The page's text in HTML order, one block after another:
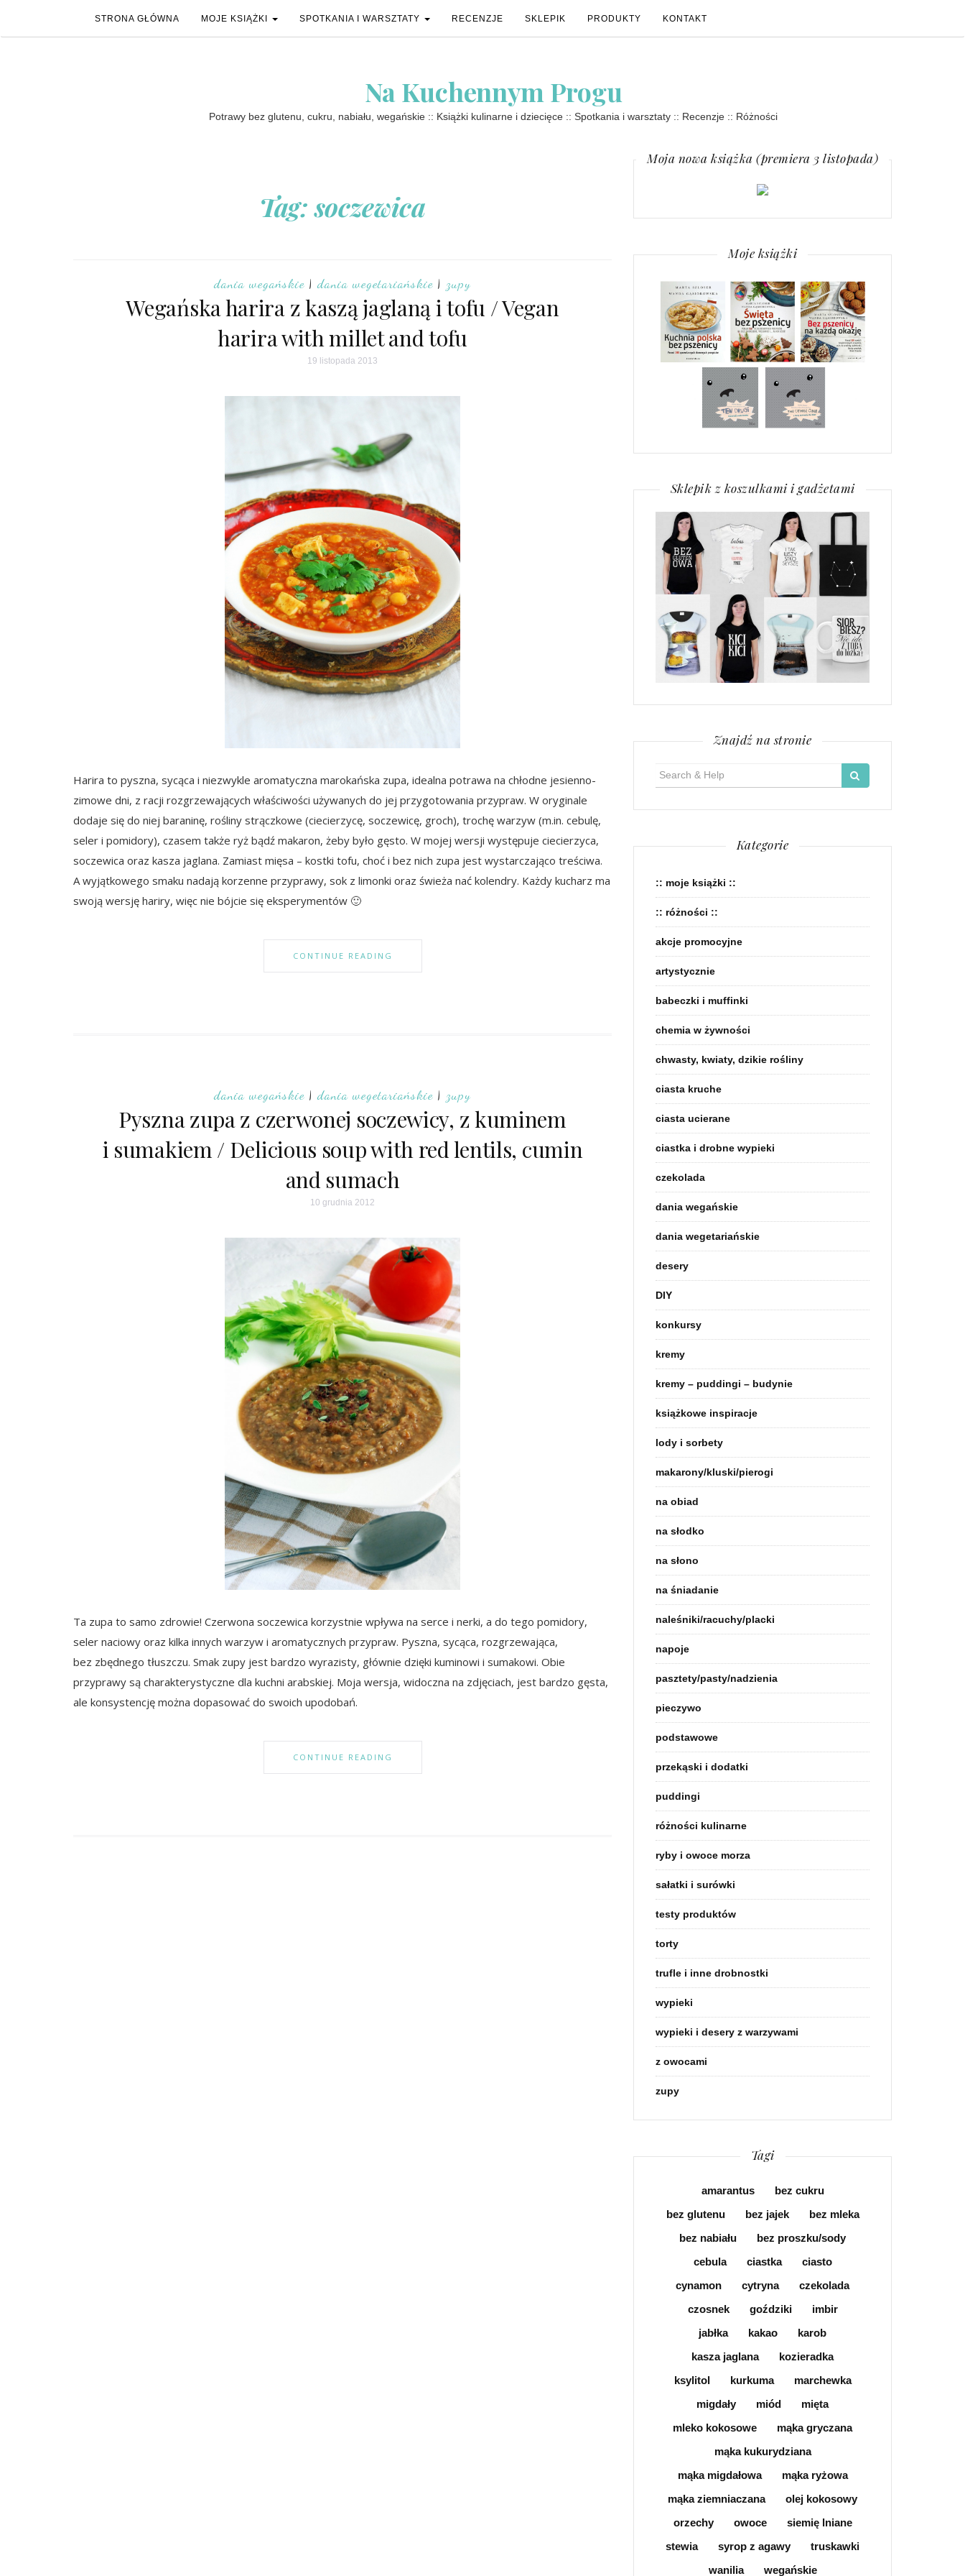
STRONA GŁÓWNA MOJE KSIĄŻKI SPOTKANIA I WARSZTATY RECENZJE SKLEPIK PRODUKTY KONTAKT
Na Kuchennym Progu
Potrawy bez glutenu, cukru, nabiału, wegańskie :: Książki kulinarne i dziecięce :: Spotkania i warsztaty :: Recenzje :: Różności
Tag: soczewica
dania wegańskie |dania wegetariańskie | zupy
Wegańska harira z kaszą jaglaną i tofu / Vegan
harira with millet and tofu
19 listopada 2013
Harira to pyszna, sycąca i niezwykle aromatyczna marokańska zupa, idealna potrawa na chłodne jesienno-
zimowe dni, z racji rozgrzewających właściwości używanych do jej przygotowania przypraw. W oryginale
dodaje się do niej baraninę, rośliny strączkowe (ciecierzycę, soczewicę, groch), trochę warzyw (m.in. cebulę,
seler i pomidory), czasem także ryż bądź makaron, żeby było gęsto. W mojej wersji występuje ciecierzyca,
soczewica oraz kasza jaglana. Zamiast mięsa – kostki tofu, choć i bez nich zupa jest wystarczająco treściwa.
A wyjątkowego smaku nadają korzenne przyprawy, sok z limonki oraz świeża nać kolendry. Każdy kucharz ma
swoją wersję hariry, więc nie bójcie się eksperymentów 🙂
CONTINUE READING
dania wegańskie |dania wegetariańskie | zupy
Pyszna zupa z czerwonej soczewicy, z kuminem
i sumakiem / Delicious soup with red lentils, cumin
and sumach
10 grudnia 2012
Ta zupa to samo zdrowie! Czerwona soczewica korzystnie wpływa na serce i nerki, a do tego pomidory,
seler naciowy oraz kilka innych warzyw i aromatycznych przypraw. Pyszna, sycąca, rozgrzewająca,
bez zbędnego tłuszczu. Smak zupy jest bardzo wyrazisty, głównie dzięki kuminowi i sumakowi. Obie
przyprawy są charakterystyczne dla kuchni arabskiej. Moja wersja, widoczna na zdjęciach, jest bardzo gęsta,
ale konsystencję można dopasować do swoich upodobań.
CONTINUE READING
Moja nowa książka (premiera 3 listopada)
Moje książki
Sklepik z koszulkami i gadżetami
Znajdź na stronie
for:
Kategorie
:: moje książki ::
:: różności ::
akcje promocyjne
artystycznie
babeczki i muffinki
chemia w żywności
chwasty, kwiaty, dzikie rośliny
ciasta kruche
ciasta ucierane
ciastka i drobne wypieki
czekolada
dania wegańskie
dania wegetariańskie
desery
DIY
konkursy
kremy
kremy – puddingi – budynie
książkowe inspiracje
lody i sorbety
makarony/kluski/pierogi
na obiad
na słodko
na słono
na śniadanie
naleśniki/racuchy/placki
napoje
pasztety/pasty/nadzienia
pieczywo
podstawowe
przekąski i dodatki
puddingi
różności kulinarne
ryby i owoce morza
sałatki i surówki
testy produktów
torty
trufle i inne drobnostki
wypieki
wypieki i desery z warzywami
z owocami
zupy
Tagi
amarantus
bez cukru
bez glutenu
bez jajek
bez mleka
bez nabiału
bez proszku/sody
cebula
ciastka
ciasto
cynamon
cytryna
czekolada
czosnek
goździki
imbir
jabłka
kakao
karob
kasza jaglana
kozieradka
ksylitol
kurkuma
marchewka
migdały
miód
mięta
mleko kokosowe
mąka gryczana
mąka kukurydziana
mąka migdałowa
mąka ryżowa
mąka ziemniaczana
olej kokosowy
orzechy
owoce
siemię lniane
stewia
syrop z agawy
truskawki
wanilia
wegańskie